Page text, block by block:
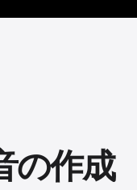
の作成